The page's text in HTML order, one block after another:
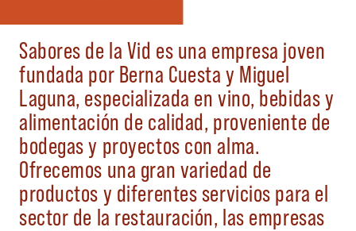
Sabores de la Vid es una empresa joven
fundada por Berna Cuesta y Miguel
Laguna, especializada en vino, bebidas y
alimentación de calidad, proveniente de
bodegas y proyectos con alma.
Ofrecemos una gran variedad de
productos y diferentes servicios para el
sector de la restauración, las empresas